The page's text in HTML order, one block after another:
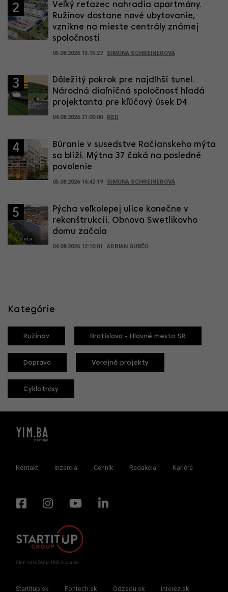
2
Veľký reťazec nahradia apartmány.
Ružinov dostane nové ubytovanie,
vznikne na mieste centrály známej
spoločnosti
05.08.2026 13:15:27 SIMONA SCHREINEROVÁ
3
Dôležitý pokrok pre najdlhší tunel.
Národná diaľničná spoločnosť hľadá
projektanta pre kľúčový úsek D4
04.08.2026 21:00:00 RED
4
Búranie v susedstve Račianskeho mýta
sa blíži. Mýtna 37 čaká na posledné
povolenie
05.08.2026 16:42:19 SIMONA SCHREINEROVÁ
5
Pýcha veľkolepej ulice konečne v
rekonštrukcii. Obnova Swetlikovho
domu začala
04.08.2026 12:10:01 ADRIAN GUBČO
Kategórie
Ružinov Bratislava - Hlavné mesto SR
Doprava Verejné projekty
Cyklotrasy
Kontakt Inzercia Cenník Redakcia Kariéra
Člen združenia IAB Slovakia
Startitup.sk Fontech.sk Odzadu.sk interez.sk